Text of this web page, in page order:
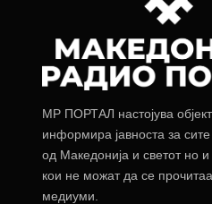
МР ПОРТАЛ настојува
информира јавноста за
од Македонија и светот но
кои не можат да се
медиуми.